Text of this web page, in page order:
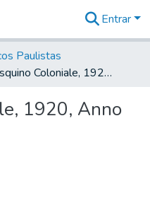
Entrar
Paulistas
Il Pasquino Coloniale, 1920, Anno XII, n. 0688
1920, Anno